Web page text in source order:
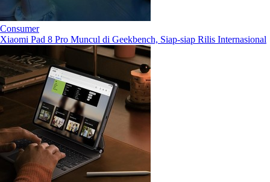
Consumer
Xiaomi Pad 8 Pro Muncul di Geekbench, Siap-siap Rilis Internasional